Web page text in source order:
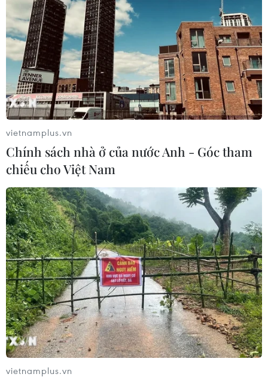
vietnamplus.vn
Chính sách nhà ở của nước Anh - Góc tham
chiếu cho Việt Nam
vietnamplus.vn